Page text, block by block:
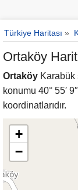
Türkiye Haritası »
Ortaköy
Ortaköy Karabük
konumu 40° 55′
koordinatlarıdır.
+
−